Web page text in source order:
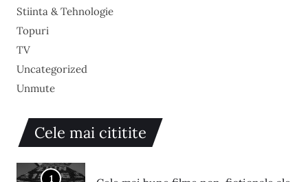
Stiinta & Tehnologie
Topuri
TV
Uncategorized
Unmute
Cele mai cititite
1